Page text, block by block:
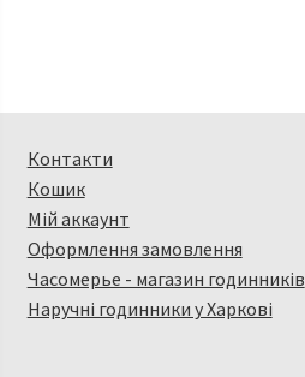
Контакти
Кошик
Мій аккаунт
Оформлення замовлення
Часомерье - магазин годинників
Наручні годинники у Харкові